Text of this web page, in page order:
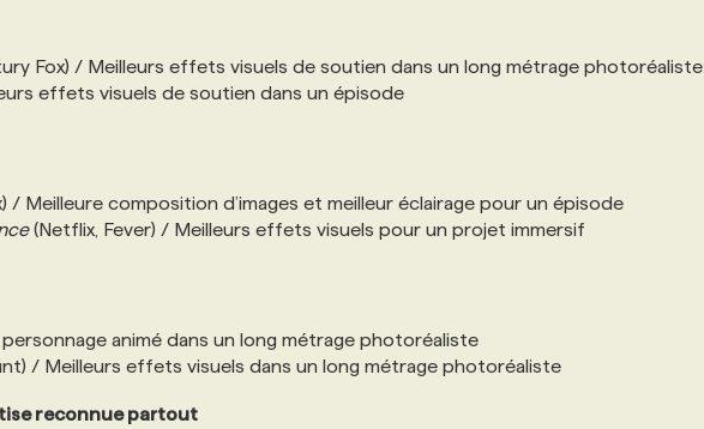
Fox) / Meilleurs effets visuels de soutien dans un long métrage photoréaliste
effets visuels de soutien dans un épisode
/ Meilleure composition d’images et meilleur éclairage pour un épisode
(Netflix, Fever) / Meilleurs effets visuels pour un projet immersif
animé dans un long métrage photoréaliste
/ Meilleurs effets visuels dans un long métrage photoréaliste
reconnue partout